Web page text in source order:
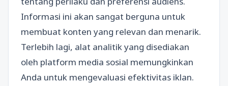
Informasi ini akan sangat berguna untuk
membuat konten yang relevan dan menarik.
Terlebih lagi, alat analitik yang disediakan
oleh platform media sosial memungkinkan
Anda untuk mengevaluasi efektivitas iklan.